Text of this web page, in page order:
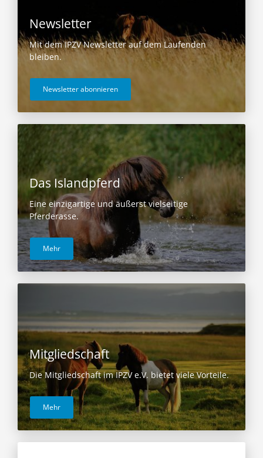
Newsletter
Mit dem IPZV Newsletter auf dem Laufenden
bleiben.
Newsletter abonnieren
Das Islandpferd
Eine einzigartige und äußerst vielseitige
Pferderasse.
Mehr
Mitgliedschaft
Die Mitgliedschaft im IPZV e.V. bietet viele Vorteile.
Mehr